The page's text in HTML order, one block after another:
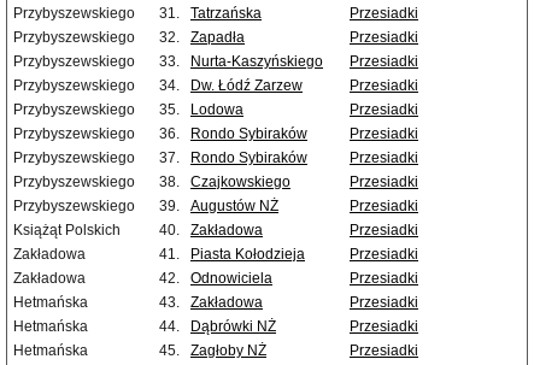
Przybyszewskiego
31. Tatrzańska
Przesiadki
Przybyszewskiego
32. Zapadła
Przesiadki
Przybyszewskiego
33. Nurta-Kaszyńskiego
Przesiadki
Przybyszewskiego
34. Dw. Łódź Zarzew
Przesiadki
Przybyszewskiego
35. Lodowa
Przesiadki
Przybyszewskiego
36. Rondo Sybiraków
Przesiadki
Przybyszewskiego
37. Rondo Sybiraków
Przesiadki
Przybyszewskiego
38. Czajkowskiego
Przesiadki
Przybyszewskiego
39. Augustów NŻ
Przesiadki
Książąt Polskich
40. Zakładowa
Przesiadki
Zakładowa
41. Piasta Kołodzieja
Przesiadki
Zakładowa
42. Odnowiciela
Przesiadki
Hetmańska
43. Zakładowa
Przesiadki
Hetmańska
44. Dąbrówki NŻ
Przesiadki
Hetmańska
45. Zagłoby NŻ
Przesiadki